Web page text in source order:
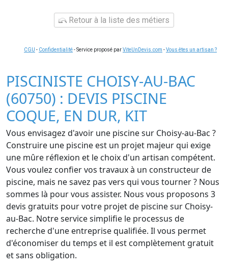
Retour à la liste des métiers
CGU - Confidentialité- Service proposé parViteUnDevis.com -Vous êtes un artisan ?
PISCINISTE CHOISY-AU-BAC
(60750) : DEVIS PISCINE
COQUE, EN DUR, KIT
Vous envisagez d'avoir une piscine sur Choisy-au-Bac ?
Construire une piscine est un projet majeur qui exige
une mûre réflexion et le choix d'un artisan compétent.
Vous voulez confier vos travaux à un constructeur de
piscine, mais ne savez pas vers qui vous tourner ? Nous
sommes là pour vous assister. Nous vous proposons 3
devis gratuits pour votre projet de piscine sur Choisy-
au-Bac. Notre service simplifie le processus de
recherche d'une entreprise qualifiée. Il vous permet
d'économiser du temps et il est complètement gratuit
et sans obligation.